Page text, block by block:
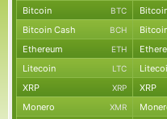
Bitcoin BTC
Bitcoin Cash BCH
Ethereum ETH
Litecoin LTC
XRP XRP XRP
Monero XMR